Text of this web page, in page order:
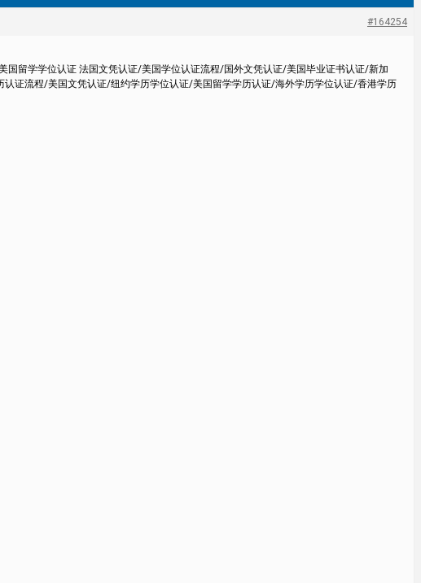
#164254
留学学位认证 法国文凭认证/美国学位认证流程/国外文凭认证/美国毕业证书认证/新加
证流程/美国文凭认证/纽约学历学位认证/美国留学学历认证/海外学历学位认证/香港学历